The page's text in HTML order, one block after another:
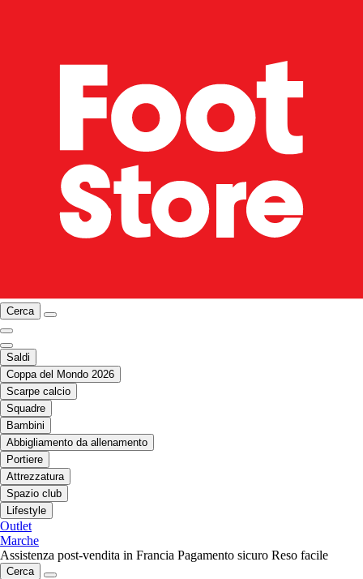
Cerca
Saldi
Coppa del Mondo 2026
Scarpe calcio
Squadre
Bambini
Abbigliamento da allenamento
Portiere
Attrezzatura
Spazio club
Lifestyle
Outlet
Marche
Assistenza post-vendita in Francia Pagamento sicuro Reso facile
Cerca